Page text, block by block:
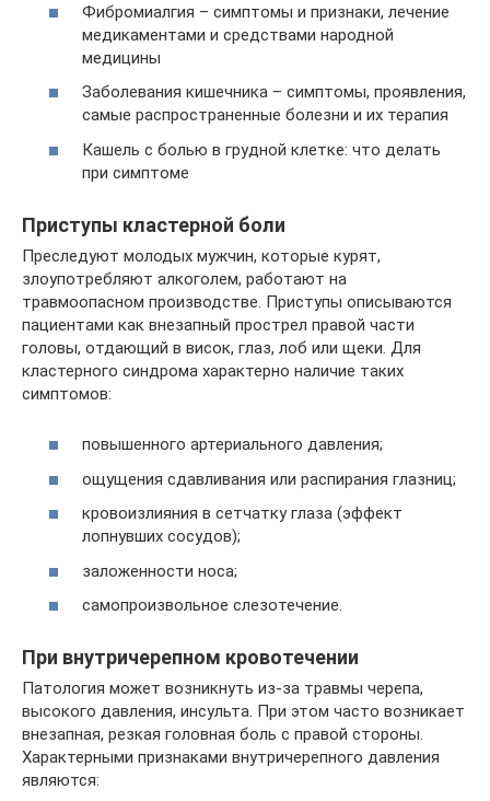
Фибромиалгия – симптомы и признаки, лечение
медикаментами и средствами народной
медицины
Заболевания кишечника – симптомы, проявления,
самые распространенные болезни и их терапия
Кашель с болью в грудной клетке: что делать
при симптоме
Приступы кластерной боли
Преследуют молодых мужчин, которые курят,
злоупотребляют алкоголем, работают на
травмоопасном производстве. Приступы описываются
пациентами как внезапный прострел правой части
головы, отдающий в висок, глаз, лоб или щеки. Для
кластерного синдрома характерно наличие таких
симптомов:
повышенного артериального давления;
ощущения сдавливания или распирания глазниц;
кровоизлияния в сетчатку глаза (эффект
лопнувших сосудов);
заложенности носа;
самопроизвольное слезотечение.
При внутричерепном кровотечении
Патология может возникнуть из-за травмы черепа,
высокого давления, инсульта. При этом часто возникает
внезапная, резкая головная боль с правой стороны.
Характерными признаками внутричерепного давления
являются: